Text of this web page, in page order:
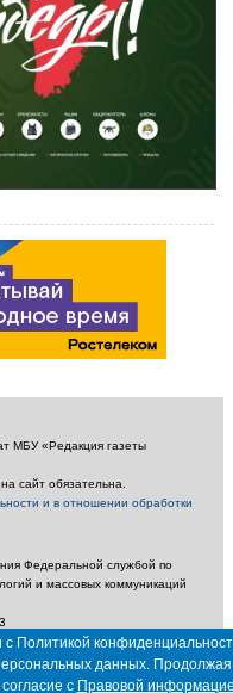
МБУ «Редакция газеты
сайт обязательна.
и в отношении обработки
Федеральной службой по
и массовых коммуникаций
«Редакция газеты «Калужская
адрес редакции:
с Политикой
данных. Продолжая
с Правовой